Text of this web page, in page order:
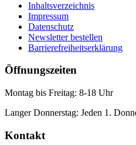
Inhaltsverzeichnis
Impressum
Datenschutz
Newsletter bestellen
Barrierefreiheitserklärung
Öffnungszeiten
Montag bis Freitag: 8-18 Uhr
Langer Donnerstag: Jeden 1.
Kontakt